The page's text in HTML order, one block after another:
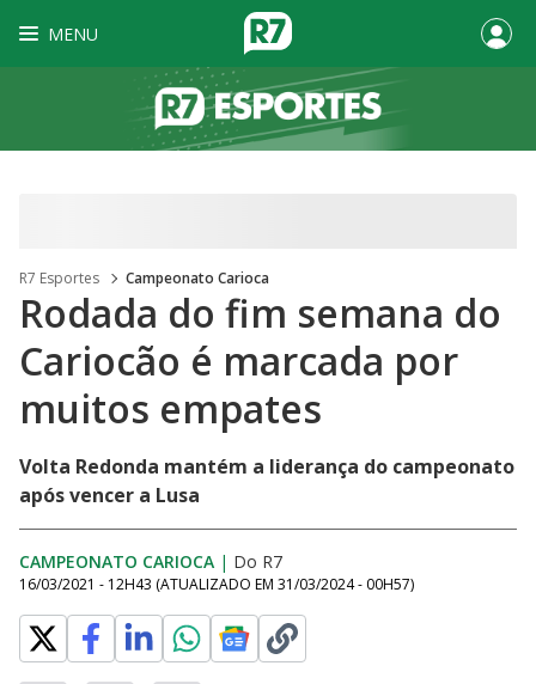
MENU
R7 Esportes Campeonato Carioca
Rodada do fim semana do
Cariocão é marcada por
muitos empates
Volta Redonda mantém a liderança do campeonato
após vencer a Lusa
CAMPEONATO CARIOCA | Do R7
16/03/2021 - 12H43 (ATUALIZADO EM 31/03/2024 - 00H57)